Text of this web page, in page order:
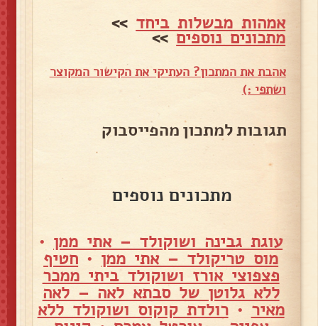
אמהות מבשלות ביחד >>
מתכונים נוספים>>
אהבת את המתכון? העתיקי את הקישור המקוצר
ושתפי :)
תגובות למתכון מהפייסבוק
מתכונים נוספים
עוגת גבינה ושוקולד – אתי ממן •
מוס טריקולד – אתי ממן • חטיף
פצפוצי אורז ושוקולד ביתי ממכר
ללא גלוטן של סבתא לאה – לאה
מאיר •רולדת קוקוס ושוקולד ללא